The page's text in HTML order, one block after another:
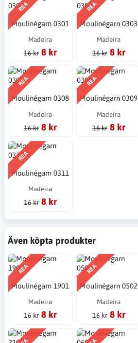
REA
Moulinégarn 0301
Madeira
16 kr 8 kr
REA
Moulinégarn 0303
Madeira
16 kr 8 kr
REA
Moulinégarn 0308
Madeira
16 kr 8 kr
REA
Moulinégarn 0309
Madeira
16 kr 8 kr
REA
Moulinégarn 0311
Madeira
16 kr 8 kr
Även köpta produkter
REA
Moulinégarn 1901
Madeira
16 kr 8 kr
REA
Moulinégarn 0502
Madeira
16 kr 8 kr